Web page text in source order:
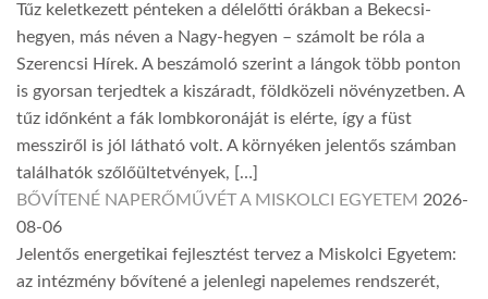
Tűz keletkezett pénteken a délelőtti órákban a Bekecsi-
hegyen, más néven a Nagy-hegyen – számolt be róla a
Szerencsi Hírek. A beszámoló szerint a lángok több ponton
is gyorsan terjedtek a kiszáradt, földközeli növényzetben. A
tűz időnként a fák lombkoronáját is elérte, így a füst
messziről is jól látható volt. A környéken jelentős számban
találhatók szőlőültetvények, […]
BŐVÍTENÉ NAPERŐMŰVÉT A MISKOLCI EGYETEM 2026-
08-06
Jelentős energetikai fejlesztést tervez a Miskolci Egyetem:
az intézmény bővítené a jelenlegi napelemes rendszerét,